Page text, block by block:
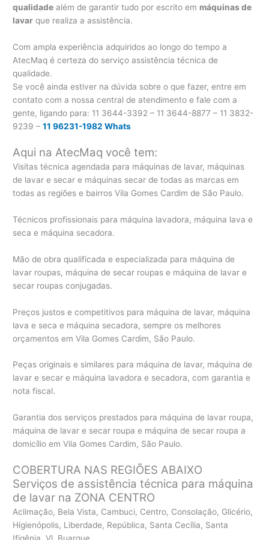
qualidade além de garantir tudo por escrito em máquinas de
lavar que realiza a assistência.
Com ampla experiência adquiridos ao longo do tempo a
AtecMaq é certeza do serviço assistência técnica de
qualidade.
Se você ainda estiver na dúvida sobre o que fazer, entre em
contato com a nossa central de atendimento e fale com a
gente, ligando para: 11 3644-3392 – 11 3644-8877 – 11 3832-
9239 –11 96231-1982 Whats
Aqui na AtecMaq você tem:
Visitas técnica agendada para máquinas de lavar, máquinas
de lavar e secar e máquinas secar de todas as marcas em
todas as regiões e bairros Vila Gomes Cardim de São Paulo.
Técnicos profissionais para máquina lavadora, máquina lava e
seca e máquina secadora.
Mão de obra qualificada e especializada para máquina de
lavar roupas, máquina de secar roupas e máquina de lavar e
secar roupas conjugadas.
Preços justos e competitivos para máquina de lavar, máquina
lava e seca e máquina secadora, sempre os melhores
orçamentos em Vila Gomes Cardim, São Paulo.
Peças originais e similares para máquina de lavar, máquina de
lavar e secar e máquina lavadora e secadora, com garantia e
nota fiscal.
Garantia dos serviços prestados para máquina de lavar roupa,
máquina de lavar e secar roupa e máquina de secar roupa a
domicílio em Vila Gomes Cardim, São Paulo.
COBERTURA NAS REGIÕES ABAIXO
Serviços de assistência técnica para máquina
de lavar na ZONA CENTRO
Aclimação, Bela Vista, Cambuci, Centro, Consolação, Glicério,
Higienópolis, Liberdade, República, Santa Cecília, Santa